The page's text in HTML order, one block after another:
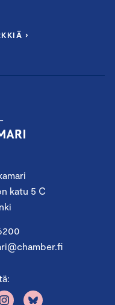
katu 5 C
›